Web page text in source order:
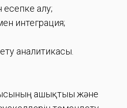
есепке алу;
интеграция;
аналитикасы.
ашықтығы және